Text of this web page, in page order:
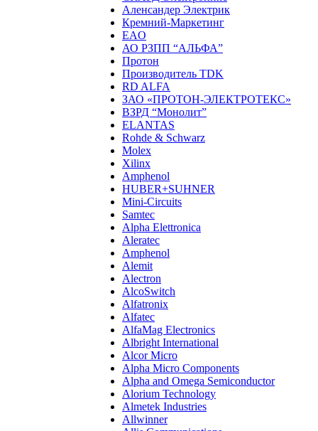
Аленсандер Электрик
Кремний-Маркетинг
EAO
АО РЗПП “АЛЬФА”
Протон
Производитель TDK
RD ALFA
ЗАО «ПРОТОН-ЭЛЕКТРОТЕКС»
ВЗРД “Монолит”
ELANTAS
Rohde & Schwarz
Molex
Xilinx
Amphenol
HUBER+SUHNER
Mini-Circuits
Samtec
Alpha Elettronica
Aleratec
Amphenol
Alemit
Alectron
AlcoSwitch
Alfatronix
Alfatec
AlfaMag Electronics
Albright International
Alcor Micro
Alpha Micro Components
Alpha and Omega Semiconductor
Alorium Technology
Almetek Industries
Allwinner